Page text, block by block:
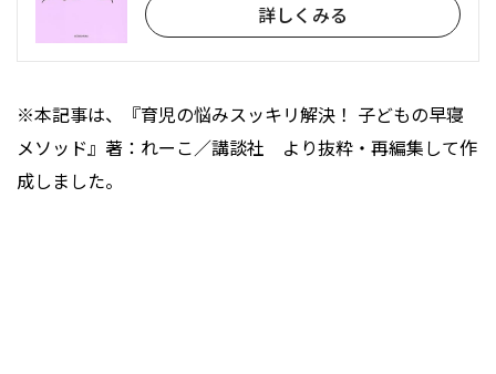
詳しくみる
※本記事は、『育児の悩みスッキリ解決！ 子どもの早寝
メソッド』著：れーこ／講談社 より抜粋・再編集して作
成しました。